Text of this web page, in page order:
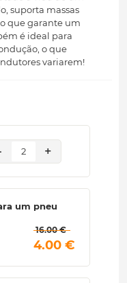
suporta massas
que garante um
é ideal para
o que
variarem!
2 +
um pneu
16.00 €
4.00 €